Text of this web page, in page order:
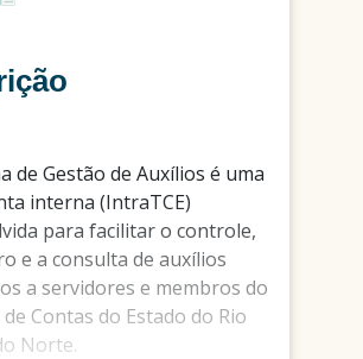
de Gestão de Auxílios é uma
interna (IntraTCE)
para facilitar o controle,
e a consulta de auxílios
a servidores e membros do
Contas do Estado do Rio
Norte.